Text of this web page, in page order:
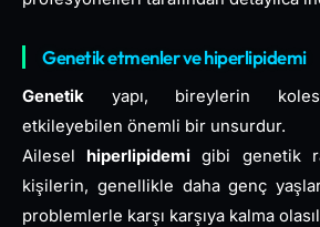
Genetik etmenler ve hiperlipidemi
Genetik yapı, bireylerin
etkileyebilen önemli bir unsurdur.
Ailesel hiperlipidemi gibi genetik
kişilerin, genellikle daha genç
problemlerle karşı karşıya kalma